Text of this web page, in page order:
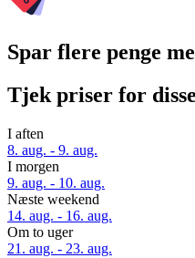
Spar flere penge
Tjek priser for
I aften
8. aug. - 9. aug.
I morgen
9. aug. - 10. aug.
Næste weekend
14. aug. - 16. aug.
Om to uger
21. aug. - 23. aug.